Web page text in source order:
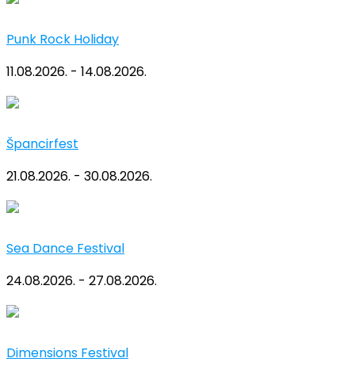
Punk Rock Holiday
11.08.2026. - 14.08.2026.
Špancirfest
21.08.2026. - 30.08.2026.
Sea Dance Festival
24.08.2026. - 27.08.2026.
Dimensions Festival